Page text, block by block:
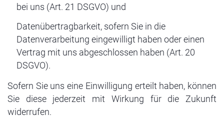
bei uns (Art. 21 DSGVO) und
Datenübertragbarkeit, sofern Sie in die
Datenverarbeitung eingewilligt haben oder einen
Vertrag mit uns abgeschlossen haben (Art. 20
DSGVO).
Sofern Sie uns eine Einwilligung erteilt haben, können
Sie diese jederzeit mit Wirkung für die Zukunft
widerrufen.